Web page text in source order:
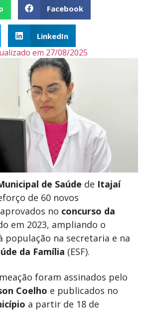
Facebook
LinkedIn
em 27/08/2025
de Saúde de Itajaí
de 60 novos
no concurso da
em 2023, ampliando o
população na secretaria e na
da Família (ESF).
foram assinados pelo
Coelho e publicados no
a partir de 18 de